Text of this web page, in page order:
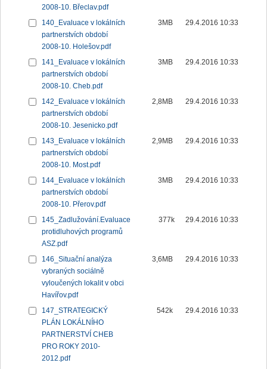
2008-10. Břeclav.pdf
140_Evaluace v lokálních
partnerstvích období
2008-10. Holešov.pdf
3MB 29.4.2016 10:33
141_Evaluace v lokálních
partnerstvích období
2008-10. Cheb.pdf
3MB 29.4.2016 10:33
142_Evaluace v lokálních
partnerstvích období
2008-10. Jesenicko.pdf
2,8MB 29.4.2016 10:33
143_Evaluace v lokálních
partnerstvích období
2008-10. Most.pdf
2,9MB 29.4.2016 10:33
144_Evaluace v lokálních
partnerstvích období
2008-10. Přerov.pdf
3MB 29.4.2016 10:33
145_Zadlužování.Evaluace
protidluhových programů
ASZ.pdf
377k 29.4.2016 10:33
146_Situační analýza
vybraných sociálně
vyloučených lokalit v obci
Havířov.pdf
3,6MB 29.4.2016 10:33
147_STRATEGICKÝ
PLÁN LOKÁLNÍHO
PARTNERSTVÍ CHEB
PRO ROKY 2010-
2012.pdf
542k 29.4.2016 10:33